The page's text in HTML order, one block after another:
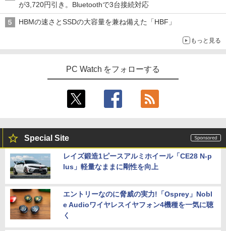
が3,720円引き。Bluetoothで3台接続対応
HBMの速さとSSDの大容量を兼ね備えた「HBF」
もっと見る
PC Watch をフォローする
Special Site
レイズ鍛造1ピースアルミホイール「CE28 N-p
lus」軽量なままに剛性を向上
エントリーなのに脅威の実力!「Osprey」Nobl
e Audioワイヤレスイヤフォン4機種を一気に聴
く